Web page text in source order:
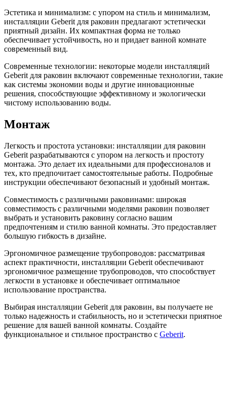
Эстетика и минимализм: с упором на стиль и минимализм,
инсталляции Geberit для раковин предлагают эстетически
приятный дизайн. Их компактная форма не только
обеспечивает устойчивость, но и придает ванной комнате
современный вид.
Современные технологии: некоторые модели инсталляций
Geberit для раковин включают современные технологии, такие
как системы экономии воды и другие инновационные
решения, способствующие эффективному и экологически
чистому использованию воды.
Монтаж
Легкость и простота установки: инсталляции для раковин
Geberit разрабатываются с упором на легкость и простоту
монтажа. Это делает их идеальными для профессионалов и
тех, кто предпочитает самостоятельные работы. Подробные
инструкции обеспечивают безопасный и удобный монтаж.
Совместимость с различными раковинами: широкая
совместимость с различными моделями раковин позволяет
выбрать и установить раковину согласно вашим
предпочтениям и стилю ванной комнаты. Это предоставляет
большую гибкость в дизайне.
Эргономичное размещение трубопроводов: рассматривая
аспект практичности, инсталляции Geberit обеспечивают
эргономичное размещение трубопроводов, что способствует
легкости в установке и обеспечивает оптимальное
использование пространства.
Выбирая инсталляции Geberit для раковин, вы получаете не
только надежность и стабильность, но и эстетически приятное
решение для вашей ванной комнаты. Создайте
функциональное и стильное пространство с Geberit.